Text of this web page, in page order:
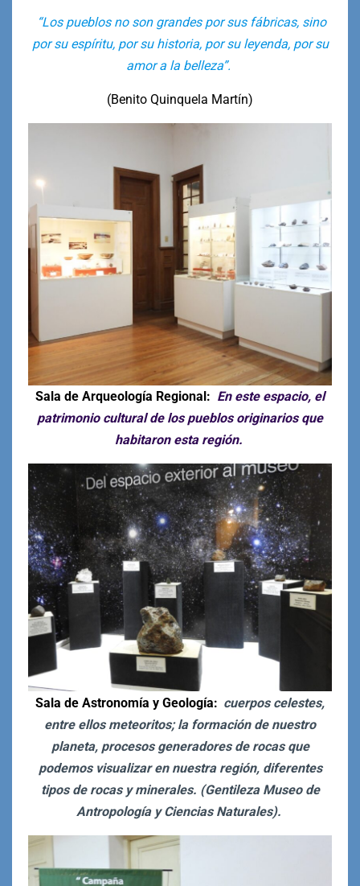
“Los pueblos no son grandes por sus fábricas, sino
por su espíritu, por su historia, por su leyenda, por su
amor a la belleza”.
(Benito Quinquela Martín)
Sala de Arqueología Regional: En este espacio, el
patrimonio cultural de los pueblos originarios que
habitaron esta región.
Sala de Astronomía y Geología: cuerpos celestes,
entre ellos meteoritos; la formación de nuestro
planeta, procesos generadores de rocas que
podemos visualizar en nuestra región, diferentes
tipos de rocas y minerales. (Gentileza Museo de
Antropología y Ciencias Naturales).